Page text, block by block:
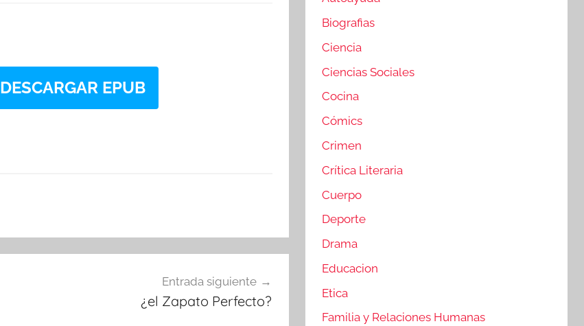
DESCARGAR EPUB
Entrada siguiente
¿el Zapato Perfecto?
Biografias
Ciencia
Ciencias Sociales
Cocina
Cómics
Crimen
Crítica Literaria
Cuerpo
Deporte
Drama
Educacion
Etica
Familia y Relaciones Humanas